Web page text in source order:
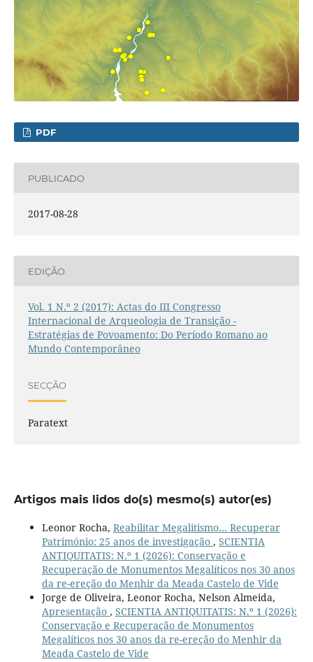
PDF
PUBLICADO
2017-08-28
EDIÇÃO
Vol. 1 N.º 2 (2017): Actas do III Congresso
Internacional de Arqueologia de Transição -
Estratégias de Povoamento: Do Período Romano ao
Mundo Contemporâneo
SECÇÃO
Paratext
Artigos mais lidos do(s) mesmo(s) autor(es)
Leonor Rocha, Reabilitar Megalitismo… Recuperar
Património: 25 anos de investigação , SCIENTIA
ANTIQUITATIS: N.º 1 (2026): Conservação e
Recuperação de Monumentos Megalíticos nos 30 anos
da re-ereção do Menhir da Meada Castelo de Vide
Jorge de Oliveira, Leonor Rocha, Nelson Almeida,
Apresentação , SCIENTIA ANTIQUITATIS: N.º 1 (2026):
Conservação e Recuperação de Monumentos
Megalíticos nos 30 anos da re-ereção do Menhir da
Meada Castelo de Vide